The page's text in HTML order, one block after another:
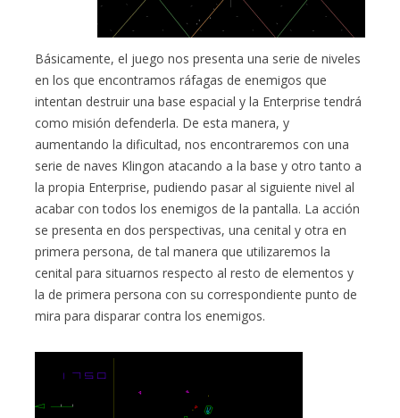
Básicamente, el juego nos presenta una serie de niveles
en los que encontramos ráfagas de enemigos que
intentan destruir una base espacial y la Enterprise tendrá
como misión defenderla. De esta manera, y
aumentando la dificultad, nos encontraremos con una
serie de naves Klingon atacando a la base y otro tanto a
la propia Enterprise, pudiendo pasar al siguiente nivel al
acabar con todos los enemigos de la pantalla. La acción
se presenta en dos perspectivas, una cenital y otra en
primera persona, de tal manera que utilizaremos la
cenital para situarnos respecto al resto de elementos y
la de primera persona con su correspondiente punto de
mira para disparar contra los enemigos.